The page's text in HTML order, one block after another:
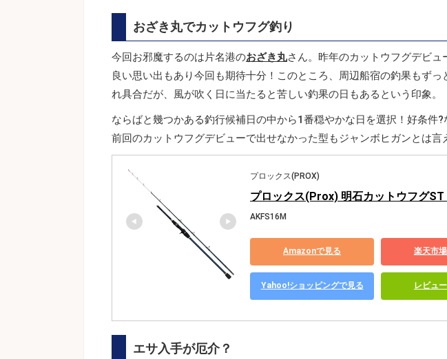
おざき丸でカットウフグ釣り
今回お邪魔するのは片名港のおざき丸さん。昨年のカットウフグデビ
良い思い出もあり今回も期待十分！このところ、周辺船宿の釣果もず
れ具合だが、風が吹く日に当たると苦しい釣果の日もあるという印象。
ならばと幾つかある釣行候補日の中から1番穏やかな日を選択！好条件?
前回のカットウフグデビューで出せなかった型もジャンボヒガンとは言
プロックス(PROX)
プロックス(Prox) 明石カットウフグST
AKFS16M
Amazonで見る 楽天市
Yahoo!ショッピングで見る レビュ
エサ入手が厄介？